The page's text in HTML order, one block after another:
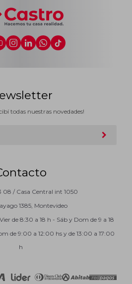
   
/ Casa Central int 1050
1385, Montevideo
de 8:30 a 18 h - Sáb y Dom de 9 a 18
de 9:00 a 12:00 hs y de 13:00 a 17:00
h
todas nuestras novedades!